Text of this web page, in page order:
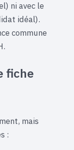
ni avec le
idéal).
commune
fiche
mais
: